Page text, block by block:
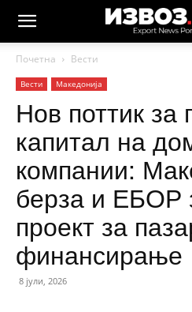
Почетна Вести
Вести Македонија
Нов поттик за
капитал на
компании:
берза и ЕБОР
проект за
финансирање
8 јули, 2026